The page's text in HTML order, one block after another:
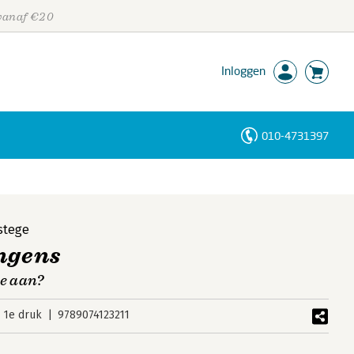
€20
Inloggen
010-4731397
aan?
1e druk 9789074123211
Personen